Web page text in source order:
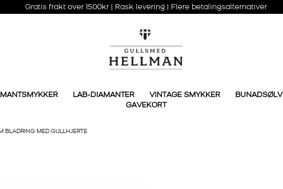
Gratis frakt over 1500kr | Rask levering | Flere betalingsalternativer
LAB-DIAMANTER VINTAGE SMYKKER BUNADSØLV
GAVEKORT
BLADRING MED GULLHJERTE